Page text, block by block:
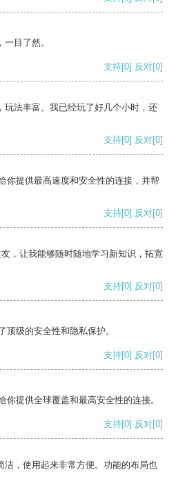
目了然。
支持[0] 反对[0]
玩法丰富。我已经玩了好几个小时，还
支持[0] 反对[0]
你提供最高速度和安全性的连接，并帮
支持[0] 反对[0]
，让我能够随时随地学习新知识，拓宽
支持[0] 反对[0]
级的安全性和隐私保护。
支持[0] 反对[0]
提供全球覆盖和最高安全性的连接。
支持[0] 反对[0]
洁，使用起来非常方便。功能的布局也